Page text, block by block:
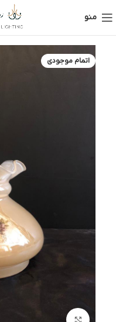
منو
اتمام موجودی